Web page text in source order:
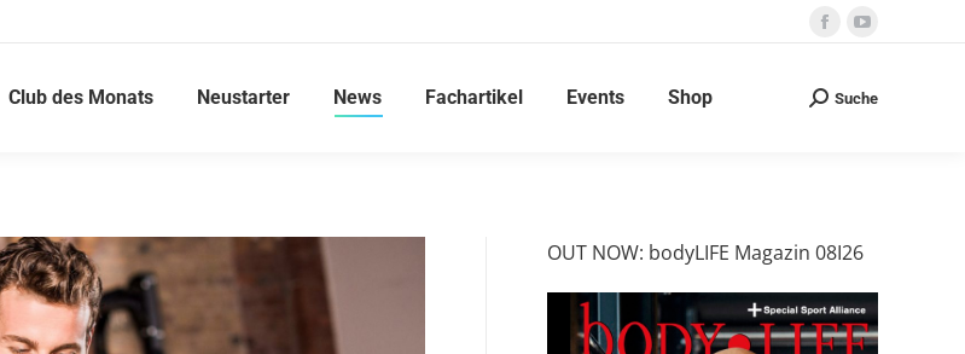
Facebook
opens
YouTube
opens
Club des Monats Neustarter News Fachartikel Events Shop Search:
Suche
OUT NOW: bodyLIFE Magazin 08I26